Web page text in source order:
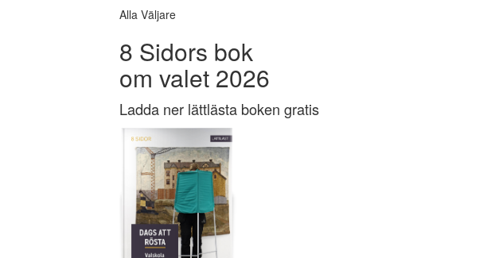
Alla Väljare
8 Sidors bok
om valet 2026
Ladda ner lättlästa boken gratis